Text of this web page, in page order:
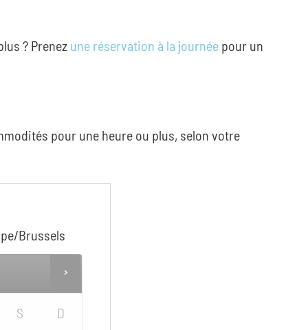
? Prenez une réservation à la journée pour un
pour une heure ou plus, selon votre
Brussels
S D